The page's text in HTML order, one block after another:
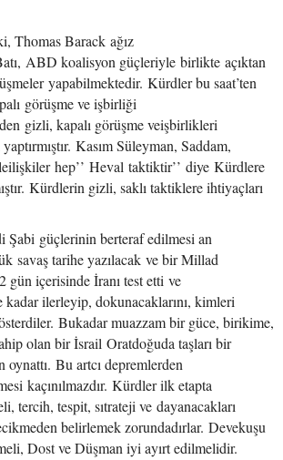
Thomas Barack ağız
ABD koalisyon güçleriyle birlikte açıktan
yapabilmektedir. Kürdler bu saat’ten
görüşme ve işbirliği
gizli, kapalı görüşme veişbirlikleri
Kasım Süleyman, Saddam,
hep’’ Heval taktiktir’’ diye Kürdlere
Kürdlerin gizli, saklı taktiklere ihtiyaçları
Şabi güçlerinin berteraf edilmesi an
savaş tarihe yazılacak ve bir Millad
gün içerisinde İranı test etti ve
ilerleyip, dokunacaklarını, kimleri
Bukadar muazzam bir güce, birikime,
olan bir İsrail Oratdoğuda taşları bir
Bu artcı depremlerden
kaçınılmazdır. Kürdler ilk etapta
tercih, tespit, sıtrateji ve dayanacakları
belirlemek zorundadırlar. Devekuşu
Dost ve Düşman iyi ayırt edilmelidir.